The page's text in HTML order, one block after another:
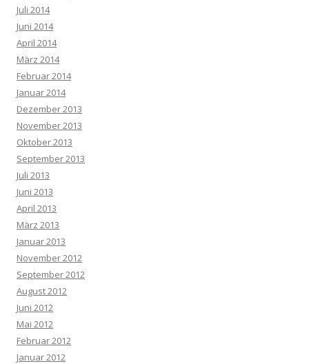
Juli 2014
Juni 2014
April 2014
März 2014
Februar 2014
Januar 2014
Dezember 2013
November 2013
Oktober 2013
September 2013
Juli 2013
Juni 2013
April 2013
März 2013
Januar 2013
November 2012
September 2012
August 2012
Juni 2012
Mai 2012
Februar 2012
Januar 2012